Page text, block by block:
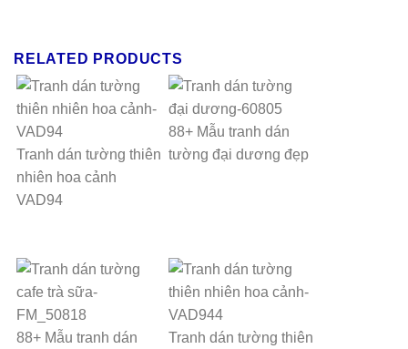
RELATED PRODUCTS
Tranh dán tường thiên
nhiên hoa cảnh
VAD94
88+ Mẫu tranh dán
tường đại dương đẹp
88+ Mẫu tranh dán
Tranh dán tường thiên